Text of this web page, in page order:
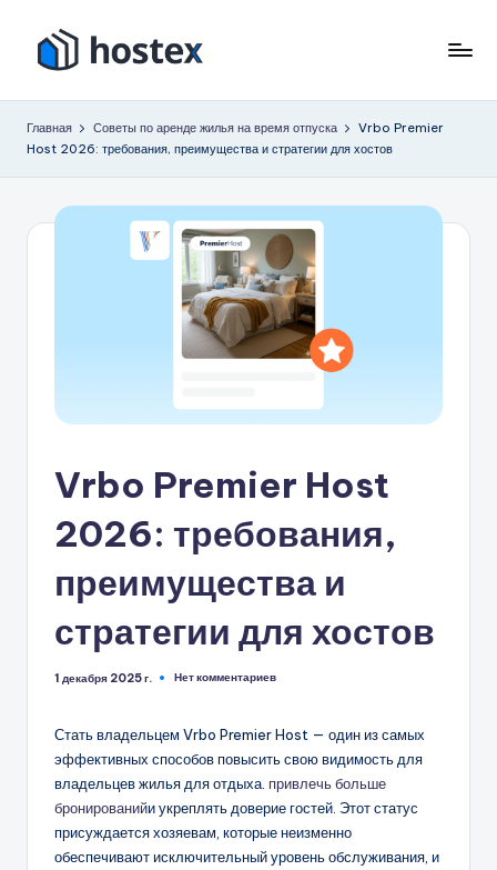
Перейти
содержимому
о
с
вашего
помощью
искусственного
Главная Советы по аренде жилья на время отпуска
Vrbo Premier
Host 2026: требования, преимущества и стратегии для хостов
Vrbo Premier Host
2026: требования,
преимущества и
стратегии для хостов
1 декабря 2025 г. Нет комментариев
Стать владельцем Vrbo Premier Host — один из самых
эффективных способов повысить свою видимость для
владельцев жилья для отдыха. привлечь больше
бронированийи укреплять доверие гостей. Этот статус
присуждается хозяевам, которые неизменно
обеспечивают исключительный уровень обслуживания, и